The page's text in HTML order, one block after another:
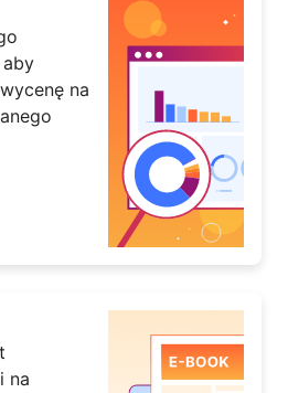
aby
na
na